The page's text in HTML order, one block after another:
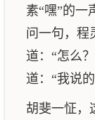
素“嘿”的一
问一句，程
道：“怎么
道：“我说
胡斐一怔，